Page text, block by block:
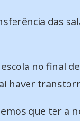
das
no final
haver
que ter a